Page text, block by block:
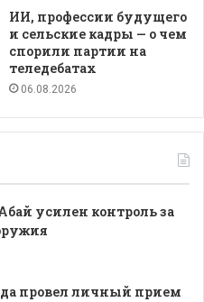
ИИ, профессии будущего
и сельские кадры — о чем
спорили партии на
теледебатах
06.08.2026
усилен контроль за
провел личный прием